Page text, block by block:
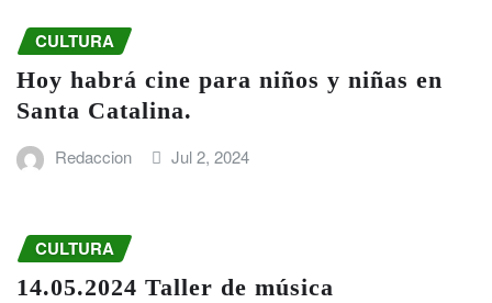
CULTURA
Hoy habrá cine para niños y niñas en
Santa Catalina.
Redaccion Jul 2, 2024
CULTURA
14.05.2024 Taller de música